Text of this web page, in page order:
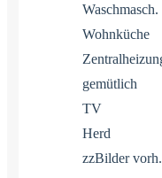
Waschmasch.
Wohnküche
gemütlich
TV
Herd
zzBilder vorh.